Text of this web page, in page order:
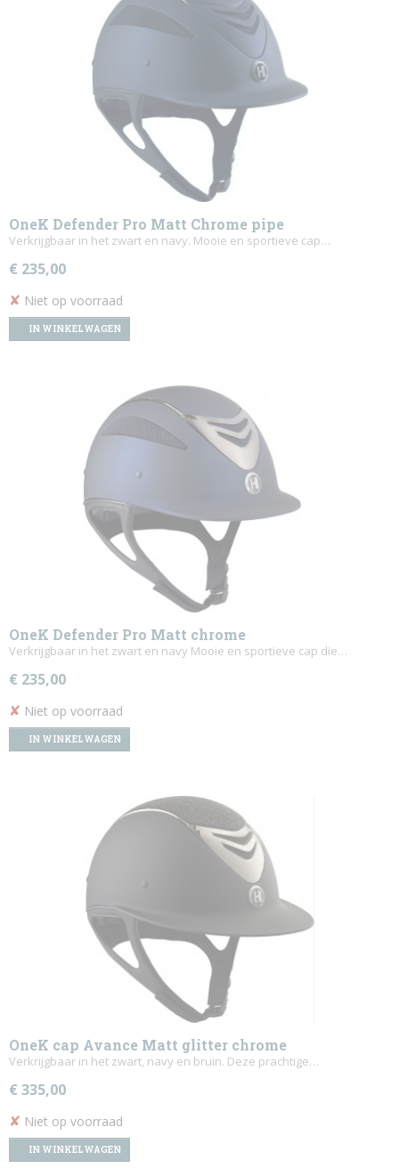
OneK Defender Pro Matt Chrome pipe
Verkrijgbaar in het zwart en navy. Mooie en sportieve cap…
€ 235,00
✘ Niet op voorraad
IN WINKELWAGEN
OneK Defender Pro Matt chrome
Verkrijgbaar in het zwart en navy Mooie en sportieve cap die…
€ 235,00
✘ Niet op voorraad
IN WINKELWAGEN
OneK cap Avance Matt glitter chrome
Verkrijgbaar in het zwart, navy en bruin. Deze prachtige…
€ 335,00
✘ Niet op voorraad
IN WINKELWAGEN